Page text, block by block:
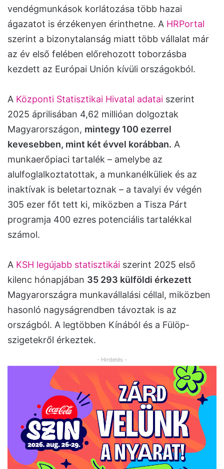
vendégmunkások korlátozása több hazai
ágazatot is érzékenyen érinthetne. A HRPortal
szerint a bizonytalanság miatt több vállalat már
az év első felében előrehozott toborzásba
kezdett az Európai Unión kívüli országokból.
A Központi Statisztikai Hivatal adatai szerint
2025 áprilisában 4,62 millióan dolgoztak
Magyarországon, mintegy 100 ezerrel
kevesebben, mint két évvel korábban. A
munkaerőpiaci tartalék – amelybe az
alulfoglalkoztatottak, a munkanélküliek és az
inaktívak is beletartoznak – a tavalyi év végén
305 ezer főt tett ki, miközben a Tisza Párt
programja 400 ezres potenciális tartalékkal
számol.
A KSH legújabb statisztikái szerint 2025 első
kilenc hónapjában 35 293 külföldi érkezett
Magyarországra munkavállalási céllal, miközben
hasonló nagyságrendben távoztak is az
országból. A legtöbben Kínából és a Fülöp-
szigetekről érkeztek.
- Hirdetés -